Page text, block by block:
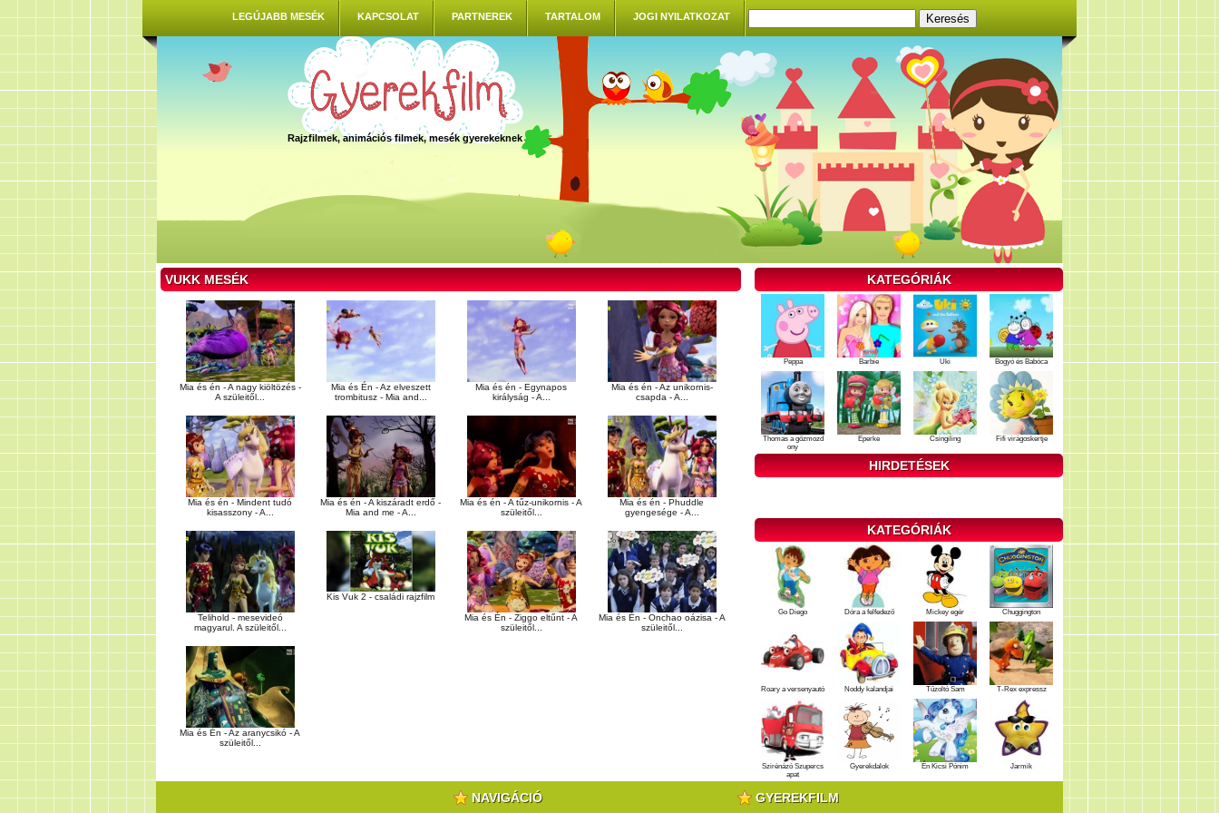
LEGÚJABB MESÉK KAPCSOLAT PARTNEREK TARTALOM JOGI NYILATKOZAT
Rajzfilmek, animációs filmek, mesék gyerekeknek
VUKK MESÉK
Mia és én - A nagy kiöltözés -
A szüleitől...
Mia és Én - Az elveszett
trombitusz - Mia and...
Mia és én - Egynapos
királyság - A...
Mia és én - Az unikornis-
csapda - A...
Mia és én - Mindent tudó
kisasszony - A...
Mia és én - A kiszáradt erdő -
Mia and me - A...
Mia és én - A tűz-unikornis - A
szüleitől...
Mia és én - Phuddle
gyengesége - A...
Telihold - mesevideó
magyarul. A szüleitől...
Kis Vuk 2 - családi rajzfilm
Mia és Én - Ziggo eltűnt - A
szüleitől...
Mia és Én - Onchao oázisa - A
szüleitől...
Mia és Én - Az aranycsikó - A
szüleitől...
KATEGÓRIÁK
Peppa Barbie Uki Bogyó és Babóca
Thomas a gőzmozd
ony
Eperke Csingiling Fifi virágoskertje
HIRDETÉSEK
KATEGÓRIÁK
Go Diego Dóra a felfedező Mickey egér Chuggington
Roary a versenyautó Noddy kalandjai Tűzoltó Sam T-Rex expressz
Szirénázó Szupercs
apat
Gyerekdalok Én Kicsi Pónim Jarmik
NAVIGÁCIÓ GYEREKFILM